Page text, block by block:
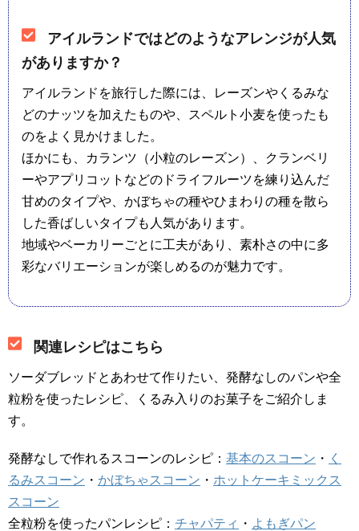
アイルランドではどのようなアレンジが人気
がありますか？
アイルランドを旅行した際には、レーズンやくるみな
どのナッツを加えたものや、スペルト小麦を使ったも
のをよく見かけました。
ほかにも、カランツ（小粒のレーズン）、クランベリ
ーやアプリコットなどのドライフルーツを練り込んだ
甘めのタイプや、かぼちゃの種やひまわりの種を散ら
した香ばしいタイプも人気があります。
地域やベーカリーごとに工夫があり、素朴さの中に多
彩なバリエーションが楽しめるのが魅力です。
関連レシピはこちら
ソーダブレッドとあわせて作りたい、発酵なしのパンや全
粒粉を使ったレシピ、くるみ入りのお菓子をご紹介しま
す。
発酵なしで作れるスコーンのレシピ： 基本のスコーン ・ く
るみスコーン ・ かぼちゃスコーン ・ ホットケーキミックス
スコーン
全粒粉を使ったパンレシピ： チャパティ ・ よもぎパン